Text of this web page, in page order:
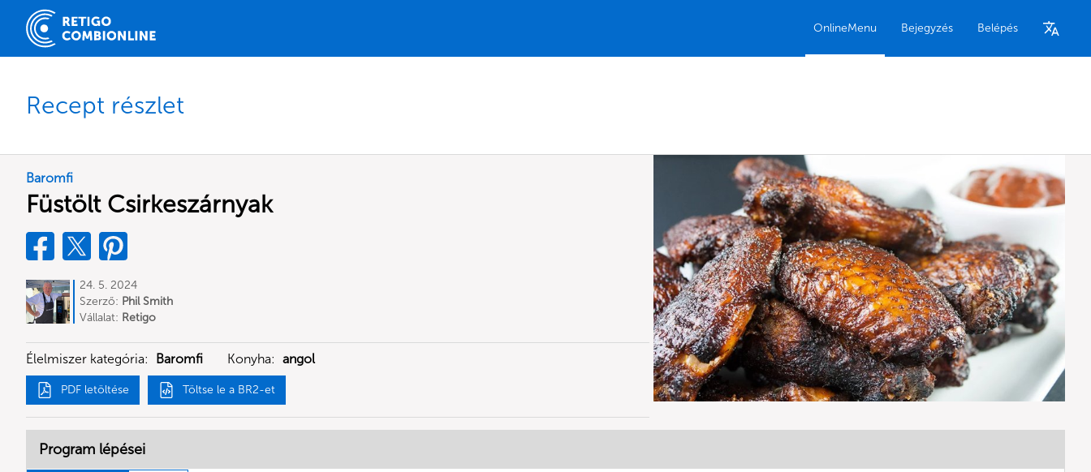
OnlineMenu Bejegyzés Belépés
Recept részlet
Baromfi
Füstölt Csirkeszárnyak
24. 5. 2024
Szerző: Phil Smith
Vállalat: Retigo
Élelmiszer kategória: Baromfi Konyha: angol
PDF letöltése Töltse le a BR2-et
Program lépései